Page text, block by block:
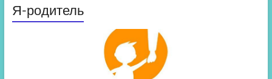
Я-родитель